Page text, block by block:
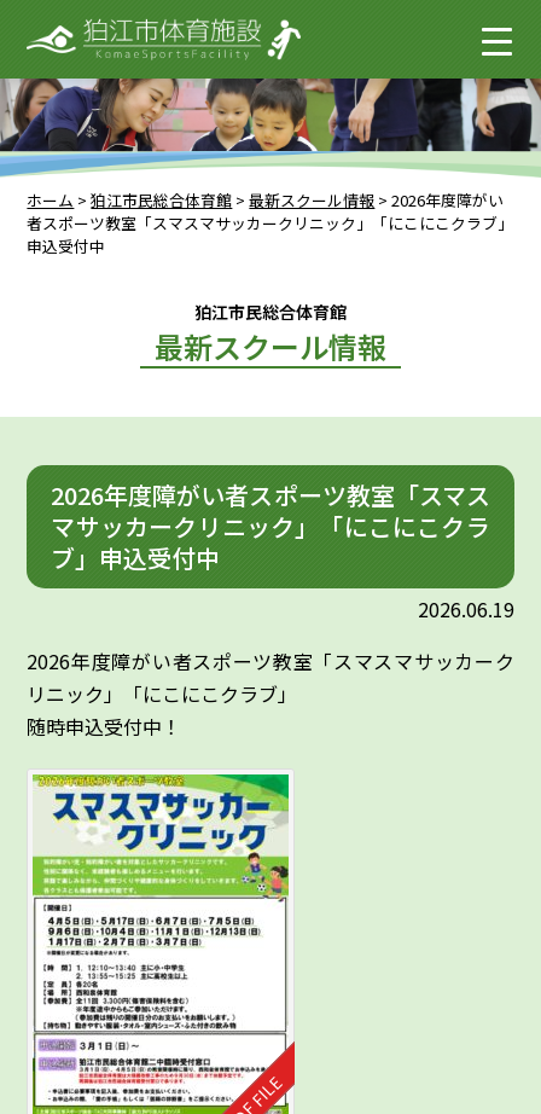
ホーム >狛江市民総合体育館 >最新スクール情報 >2026年度障がい
者スポーツ教室「スマスマサッカークリニック」「にこにこクラブ」
申込受付中
狛江市民総合体育館
最新スクール情報
2026年度障がい者スポーツ教室「スマス
マサッカークリニック」「にこにこクラ
ブ」申込受付中
2026.06.19
2026年度障がい者スポーツ教室「スマスマサッカーク
リニック」「にこにこクラブ」
随時申込受付中！